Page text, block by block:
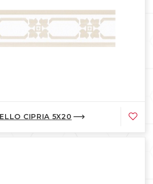
COTTAGE LISTELLO CIPRIA 5X20